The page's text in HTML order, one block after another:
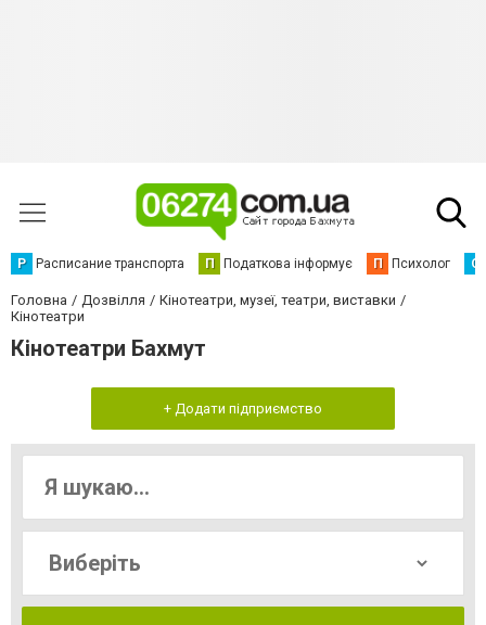
Р Расписание транспорта П Податкова інформує П Психолог С
Головна Дозвілля
Кінотеатри, музеї, театри, виставки
Кінотеатри
Кінотеатри Бахмут
+ Додати підприємство